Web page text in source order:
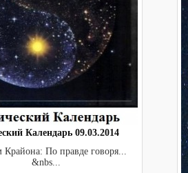
Календарь 09.03.2014
Крайона: По правде говоря...
&nbs...